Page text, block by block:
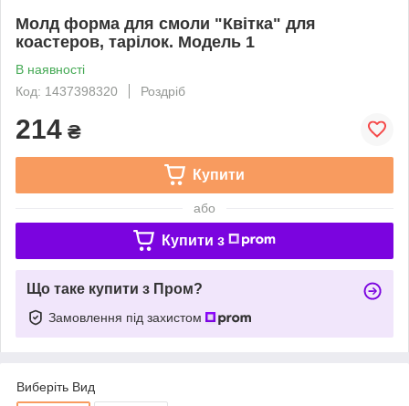
Молд форма для смоли "Квітка" для
коастеров, тарілок. Модель 1
В наявності
Код: 1437398320
Роздріб
214 ₴
Купити
або
Купити з
Що таке купити з Пром?
Замовлення під захистом
Виберіть Вид